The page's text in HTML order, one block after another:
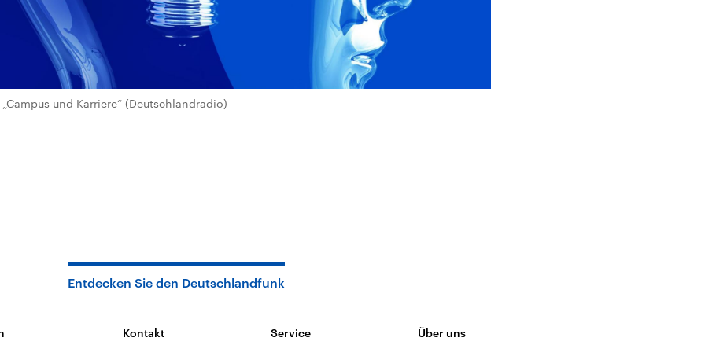
und Karriere“ (Deutschlandradio)
Entdecken Sie den Deutschlandfunk
Kontakt Service Über uns